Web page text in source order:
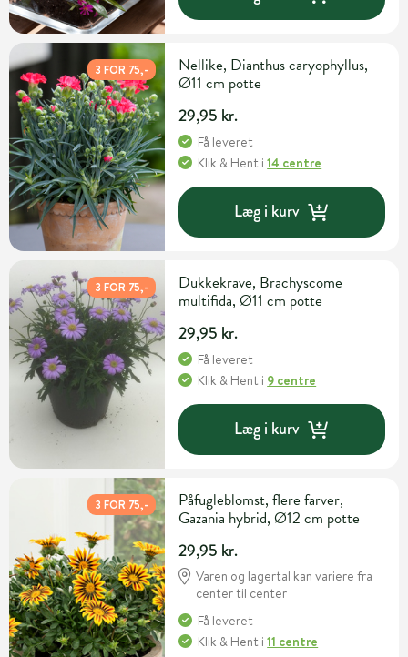
3 FOR 75,-
Nellike, Dianthus caryophyllus,
Ø11 cm potte
29,95 kr.
Få leveret
Klik & Hent i14 centre
Læg i kurv
3 FOR 75,-
Dukkekrave, Brachyscome
multifida, Ø11 cm potte
29,95 kr.
Få leveret
Klik & Hent i 9 centre
Læg i kurv
3 FOR 75,-
Påfugleblomst, flere farver,
Gazania hybrid, Ø12 cm potte
29,95 kr.
Varen og lagertal kan variere fra
center til center
Få leveret
Klik & Hent i11 centre